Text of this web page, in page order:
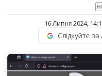
16 Липня 2024,
Слідкуйте